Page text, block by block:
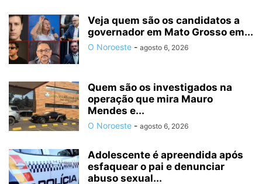
Veja quem são os candidatos a
governador em Mato Grosso em...
O Noroeste - agosto 6, 2026
Quem são os investigados na
operação que mira Mauro
Mendes e...
O Noroeste - agosto 6, 2026
Adolescente é apreendida após
esfaquear o pai e denunciar
abuso sexual...